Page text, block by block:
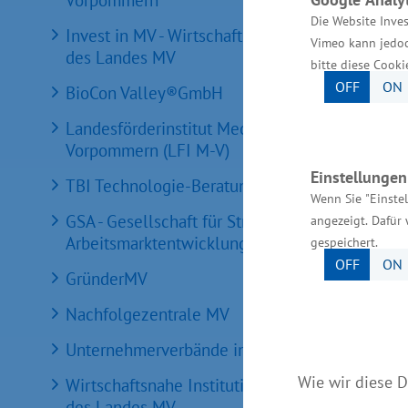
Die Website
Vimeo kann
bitte diese
OFF ON
Wenn Sie
angezeigt.
gespeichert.
OFF ON
Wie wir diese
Invest in MV - Wirtschaftsfördergesellschaft
des Landes MV
BioCon Valley®GmbH
Landesförderinstitut Mecklenburg-
Vorpommern (LFI M-V)
TBI Technologie-Beratungs-Institut GmbH
GSA - Gesellschaft für Struktur &
Arbeitsmarktentwicklung mbH
GründerMV
Nachfolgezentrale MV
Unternehmerverbände in MV
Wirtschaftsnahe Institutionen und Kammern